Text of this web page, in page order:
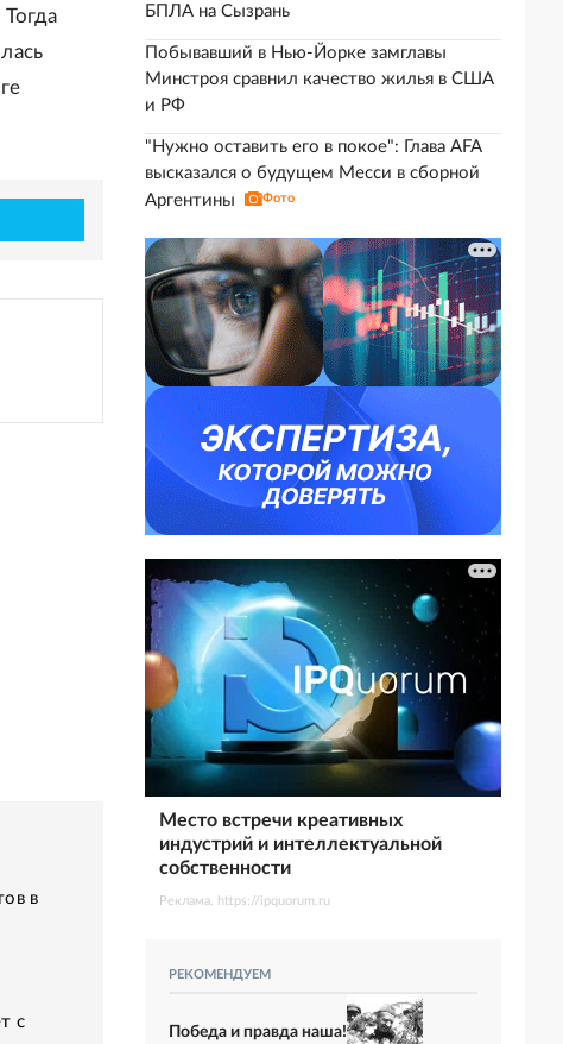
в
с
БПЛА на Сызрань
Побывавший в Нью-Йорке замглавы
Минстроя сравнил качество жилья в США
и РФ
"Нужно оставить его в покое": Глава AFA
высказался о будущем Месси в сборной
Аргентины
Фото
Место встречи креативных
индустрий и интеллектуальной
собственности
Реклама. https://ipquorum.ru
РЕКОМЕНДУЕМ
Победа и правда наша!